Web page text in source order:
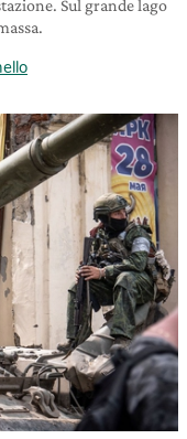
Sul grande lago